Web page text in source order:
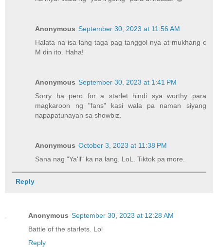
Anonymous September 30, 2023 at 11:56 AM
Halata na isa lang taga pag tanggol nya at mukhang c
M din ito. Haha!
Anonymous September 30, 2023 at 1:41 PM
Sorry ha pero for a starlet hindi sya worthy para
magkaroon ng "fans" kasi wala pa naman siyang
napapatunayan sa showbiz.
Anonymous October 3, 2023 at 11:38 PM
Sana nag "Ya'll" ka na lang. LoL. Tiktok pa more.
Reply
Anonymous September 30, 2023 at 12:28 AM
Battle of the starlets. Lol
Reply